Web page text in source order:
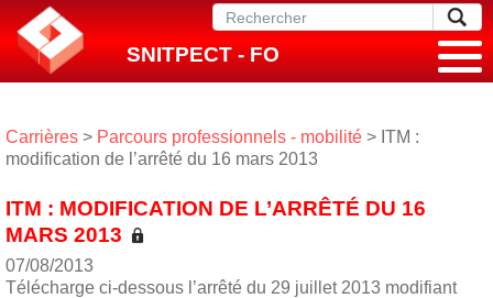
SNITPECT - FO
Carrières > Parcours professionnels - mobilité > ITM :
modification de l’arrêté du 16 mars 2013
ITM : MODIFICATION DE L’ARRÊTÉ DU 16
MARS 2013
07/08/2013
Télécharge ci-dessous l’arrêté du 29 juillet 2013 modifiant